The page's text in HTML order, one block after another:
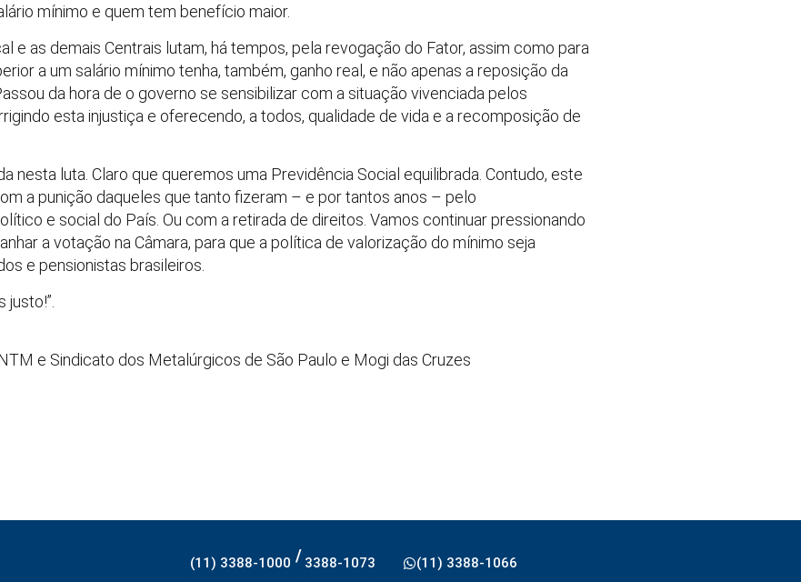
mínimo e quem tem benefício maior.
e as demais Centrais lutam, há tempos, pela revogação do Fator, assim como para
a um salário mínimo tenha, também, ganho real, e não apenas a reposição da
da hora de o governo se sensibilizar com a situação vivenciada pelos
esta injustiça e oferecendo, a todos, qualidade de vida e a recomposição de
nesta luta. Claro que queremos uma Previdência Social equilibrada. Contudo, este
a punição daqueles que tanto fizeram – e por tantos anos – pelo
e social do País. Ou com a retirada de direitos. Vamos continuar pressionando
a votação na Câmara, para que a política de valorização do mínimo seja
e pensionistas brasileiros.
e Sindicato dos Metalúrgicos de São Paulo e Mogi das Cruzes
(11) 3388-1000 / 3388-1073 (11) 3388-1066